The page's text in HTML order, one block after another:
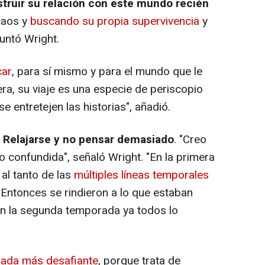
su relación con este mundo recién
y buscando su propia supervivencia y
Wright.
, para sí mismo y para el mundo que le
su viaje es una especie de periscopio
entretejen las historias", añadió.
y no pensar demasiado. "Creo
confundida", señaló Wright. "En la primera
tanto de las múltiples líneas temporales
se rindieron a lo que estaban
la segunda temporada ya todos lo
más desafiante, porque trata de